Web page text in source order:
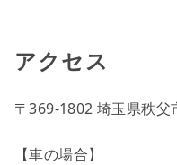
アクセス
〒369-1802 埼玉県秩父
【車の場合】